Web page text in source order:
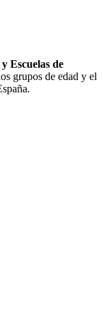
Escuelas de
grupos de edad y el